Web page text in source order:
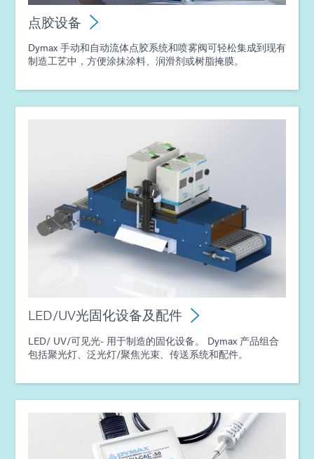
点胶设备
Dymax 手动和自动流体点胶系统和喷雾阀可轻松集成到现有
制造工艺中，方便涂抹涂料、润滑剂或树脂掩膜。
LED/UV光固化设备及配件
LED/ UV/可见光- 用于制造的固化设备。 Dymax 产品组合
包括聚光灯、泛光灯/聚焦光束、传送系统和配件。